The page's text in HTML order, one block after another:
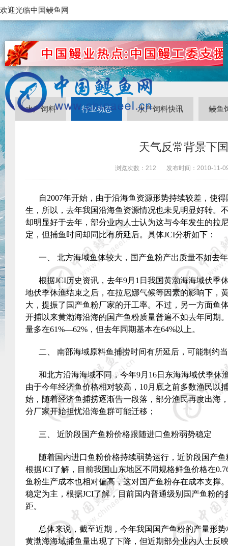
欢迎光临中国鳗鱼网
水产饲料 行业动态 水产饲料快讯 鳗鱼
天气反常背景下
浏览次数： 212 发布时间： 2010-11-
自2007年开始，由于沿海鱼资源形势持续较差，使
生，所以，去年我国沿海鱼资源情况也未见明显好转。
却明显好于去年，部分业内人士认为这与今年发生的拉
定，但捕鱼时间却同比有所延后。具体JCI分析如下：
一、 北方海域鱼体较大，国产鱼粉产出质量不如去年
根据JCI历史资讯，去年9月 1 日我国黄渤海海域伏季
地伏季休渔结束之后，在拉尼娜气候等因素的影响下，
大，提振了国产鱼粉厂家的开工率。不过，另一方面鱼
开捕以来黄渤海沿海的国产鱼粉质量普遍不如去年同期
量多在61%—62% ，但去年同期基本在64%以上。
二、 南部海域原料鱼捕捞时间有所延后，可能制约
和北方沿海海域不同，今年9月 16日东海海域伏季休
由于今年经济鱼价格相对较高， 10月底之前多数渔民以
始，随着经济鱼捕捞逐渐告一段落，部分渔民再度出海
分厂家开始担忧沿海鱼群可能迁移；
三、 近阶段国产鱼粉价格跟随进口鱼粉弱势稳定
随着国内进口鱼粉价格持续弱势运行，近阶段国产
根据JCI了解，目前我国山东地区不同规格鲜鱼价格在
鱼粉生产成本也相对偏高，这对国产鱼粉存在成本支撑
稳定为主，根据JCI了解，目前国内普通级别国产鱼粉的
距。
总体来说，截至近期，今年我国国产鱼粉的产量形
黄渤海海域捕鱼量出现了下降，但近期部分业内人士反